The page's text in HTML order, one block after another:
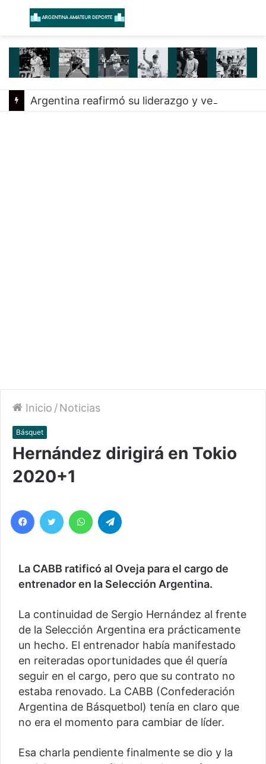
Menú
Inicio /Noticias
Básquet
Hernández dirigirá en Tokio
2020+1
Facebook
Twitter WhatsApp
La CABB ratificó al Oveja para el cargo de
entrenador en la Selección Argentina.
La continuidad de Sergio Hernández al frente
de la Selección Argentina era prácticamente
un hecho. El entrenador había manifestado
en reiteradas oportunidades que él quería
seguir en el cargo, pero que su contrato no
estaba renovado. La CABB (Confederación
Argentina de Básquetbol) tenía en claro que
no era el momento para cambiar de líder.
Esa charla pendiente finalmente se dio y la